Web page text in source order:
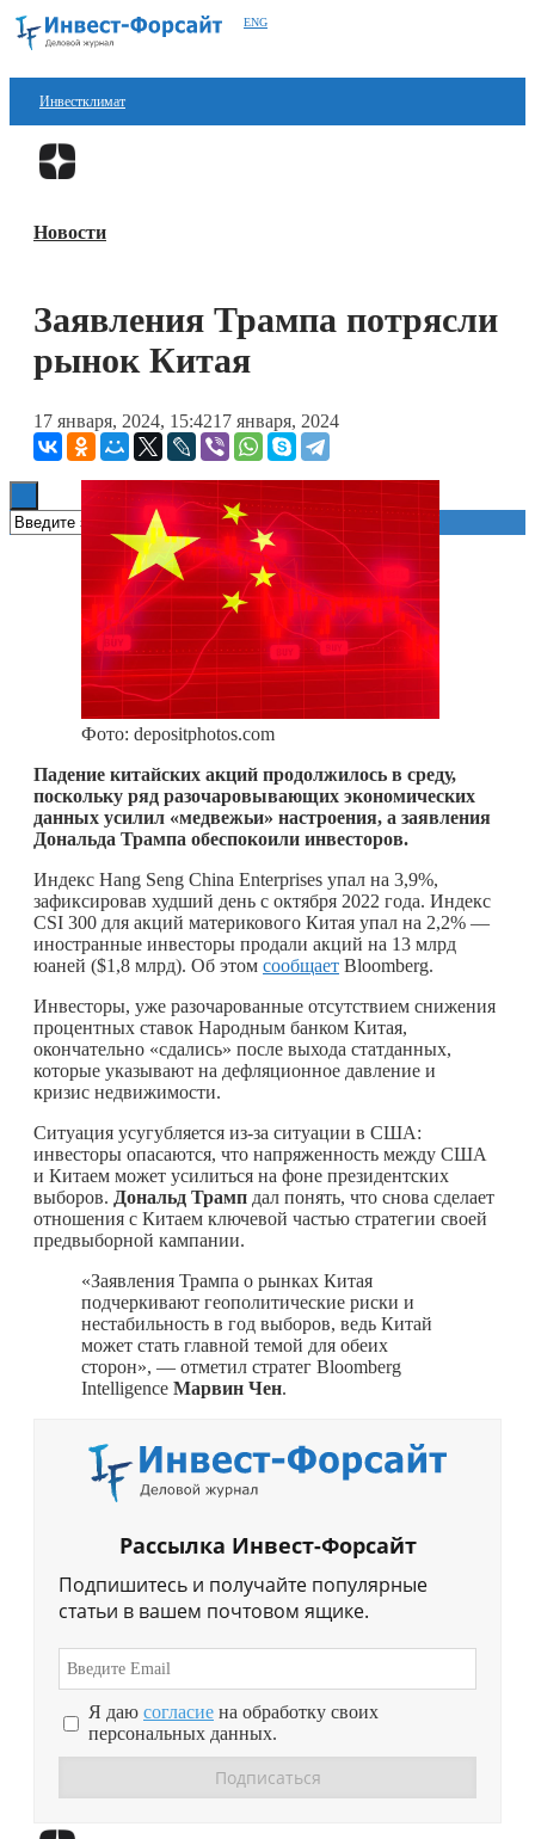
ENG
Инвестклимат
Финансы
Блокчейн
Книги
Новости
Заявления Трампа потрясли
рынок Китая
17 января, 2024, 15:4217 января, 2024
Фото: depositphotos.com
Падение китайских акций продолжилось в среду,
поскольку ряд разочаровывающих экономических
данных усилил «медвежьи» настроения, а заявления
Дональда Трампа обеспокоили инвесторов.
Индекс Hang Seng China Enterprises упал на 3,9%,
зафиксировав худший день с октября 2022 года. Индекс
CSI 300 для акций материкового Китая упал на 2,2% —
иностранные инвесторы продали акций на 13 млрд
юаней ($1,8 млрд). Об этом сообщает Bloomberg.
Инвесторы, уже разочарованные отсутствием снижения
процентных ставок Народным банком Китая,
окончательно «сдались» после выхода статданных,
которые указывают на дефляционное давление и
кризис недвижимости.
Ситуация усугубляется из-за ситуации в США:
инвесторы опасаются, что напряженность между США
и Китаем может усилиться на фоне президентских
выборов. Дональд Трамп дал понять, что снова сделает
отношения с Китаем ключевой частью стратегии своей
предвыборной кампании.
«Заявления Трампа о рынках Китая
подчеркивают геополитические риски и
нестабильность в год выборов, ведь Китай
может стать главной темой для обеих
сторон», — отметил стратег Bloomberg
Intelligence Марвин Чен.
Рассылка Инвест-Форсайт
Подпишитесь и получайте популярные
статьи в вашем почтовом ящике.
Я даю согласие на обработку своих
персональных данных.